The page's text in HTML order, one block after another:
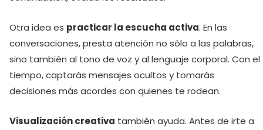
Otra idea es practicar la escucha activa. En las
conversaciones, presta atención no sólo a las palabras,
sino también al tono de voz y al lenguaje corporal. Con el
tiempo, captarás mensajes ocultos y tomarás
decisiones más acordes con quienes te rodean.
Visualización creativa también ayuda. Antes de irte a